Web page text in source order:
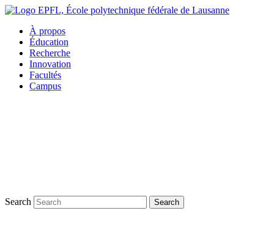
À propos
Éducation
Recherche
Innovation
Facultés
Campus
Search Search